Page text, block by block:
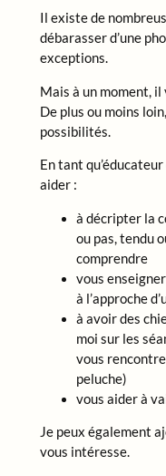
Il existe de
débarasser d’une
exceptions.
Mais à un moment,
De plus ou moins
possibilités.
En tant
aider :
à décripter la
ou pas, tendu
comprendre
vous
à l’approche
à avoir des
moi sur les
vous
peluche)
vous aider à
Je peux également
vous intéresse.